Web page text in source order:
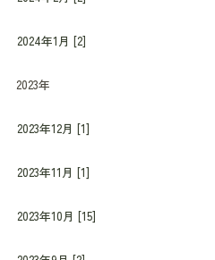
2024年1月 [2]
2023年
2023年12月 [1]
2023年11月 [1]
2023年10月 [15]